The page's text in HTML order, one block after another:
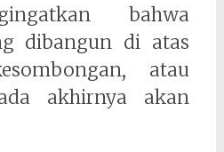
bahwa
dibangun di atas
atau
akhirnya akan